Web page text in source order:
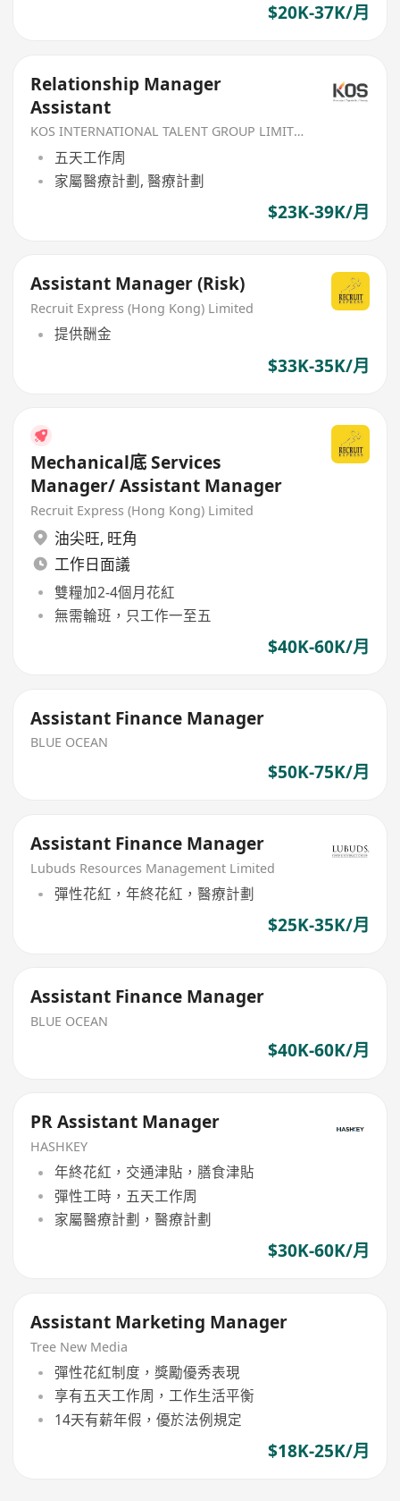
$20K-37K/月
Relationship Manager
Assistant
KOS INTERNATIONAL TALENT GROUP LIMITED
五天工作周
家屬醫療計劃, 醫療計劃
$23K-39K/月
Assistant Manager (Risk)
Recruit Express (Hong Kong) Limited
提供酬金
$33K-35K/月
Mechanical底 Services
Manager/ Assistant Manager
Recruit Express (Hong Kong) Limited
油尖旺, 旺角
工作日面議
雙糧加2-4個月花紅
無需輪班，只工作一至五
$40K-60K/月
Assistant Finance Manager
BLUE OCEAN
$50K-75K/月
Assistant Finance Manager
Lubuds Resources Management Limited
彈性花紅，年終花紅，醫療計劃
$25K-35K/月
Assistant Finance Manager
BLUE OCEAN
$40K-60K/月
PR Assistant Manager
HASHKEY
年終花紅，交通津貼，膳食津貼
彈性工時，五天工作周
家屬醫療計劃，醫療計劃
$30K-60K/月
Assistant Marketing Manager
Tree New Media
彈性花紅制度，獎勵優秀表現
享有五天工作周，工作生活平衡
14天有薪年假，優於法例規定
$18K-25K/月